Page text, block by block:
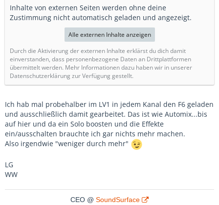
Inhalte von externen Seiten werden ohne deine
Zustimmung nicht automatisch geladen und angezeigt.
Alle externen Inhalte anzeigen
Durch die Aktivierung der externen Inhalte erklärst du dich damit
einverstanden, dass personenbezogene Daten an Drittplattformen
übermittelt werden. Mehr Informationen dazu haben wir in unserer
Datenschutzerklärung zur Verfügung gestellt.
Ich hab mal probehalber im LV1 in jedem Kanal den F6 geladen
und ausschließlich damit gearbeitet. Das ist wie Automix...bis
auf hier und da ein Solo boosten und die Effekte
ein/ausschalten brauchte ich gar nichts mehr machen.
Also irgendwie "weniger durch mehr"
LG
WW
CEO @ SoundSurface